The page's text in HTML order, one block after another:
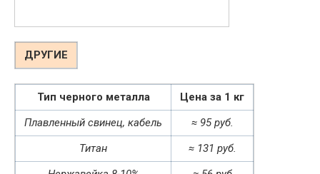
ДРУГИЕ
Тип черного металла
Цена за 1 кг
Плавленный свинец, кабель
≈ 95 руб.
Титан
≈ 131 руб.